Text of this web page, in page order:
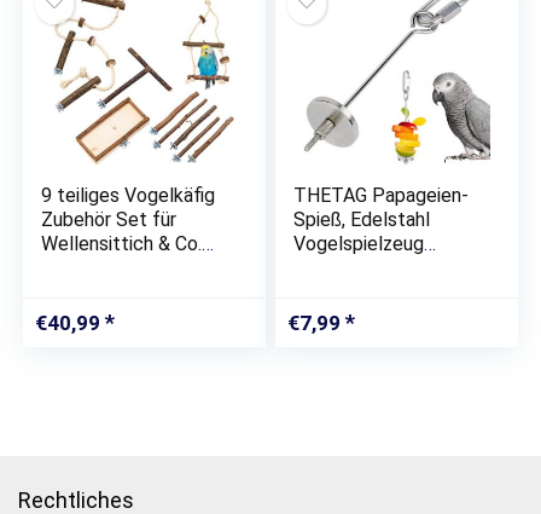
9 teiliges Vogelkäfig
Zubehör Set für
Wellensittich & Co.
Vogelhaltung
€40,99
THETAG Papageien-
Spieß, Edelstahl
Vogelspielzeug
Aufsteckspindel
Nahrungsmittelfleisch
€7,99
Rechtliches